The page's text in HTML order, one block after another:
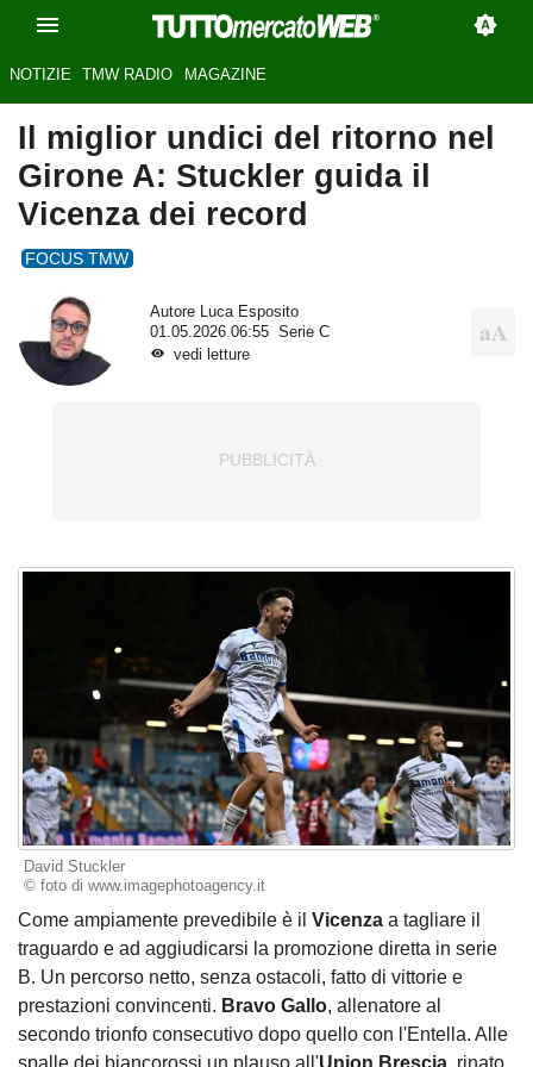
NOTIZIE TMW RADIO MAGAZINE
Il miglior undici del ritorno nel
Girone A: Stuckler guida il
Vicenza dei record
FOCUS TMW
Autore Luca Esposito
01.05.2026 06:55
Serie C
vedi letture
David Stuckler
© foto di www.imagephotoagency.it
Come ampiamente prevedibile è il Vicenza a tagliare il
traguardo e ad aggiudicarsi la promozione diretta in serie
B. Un percorso netto, senza ostacoli, fatto di vittorie e
prestazioni convincenti. Bravo Gallo, allenatore al
secondo trionfo consecutivo dopo quello con l'Entella. Alle
spalle dei biancorossi un plauso all'Union Brescia , rinato